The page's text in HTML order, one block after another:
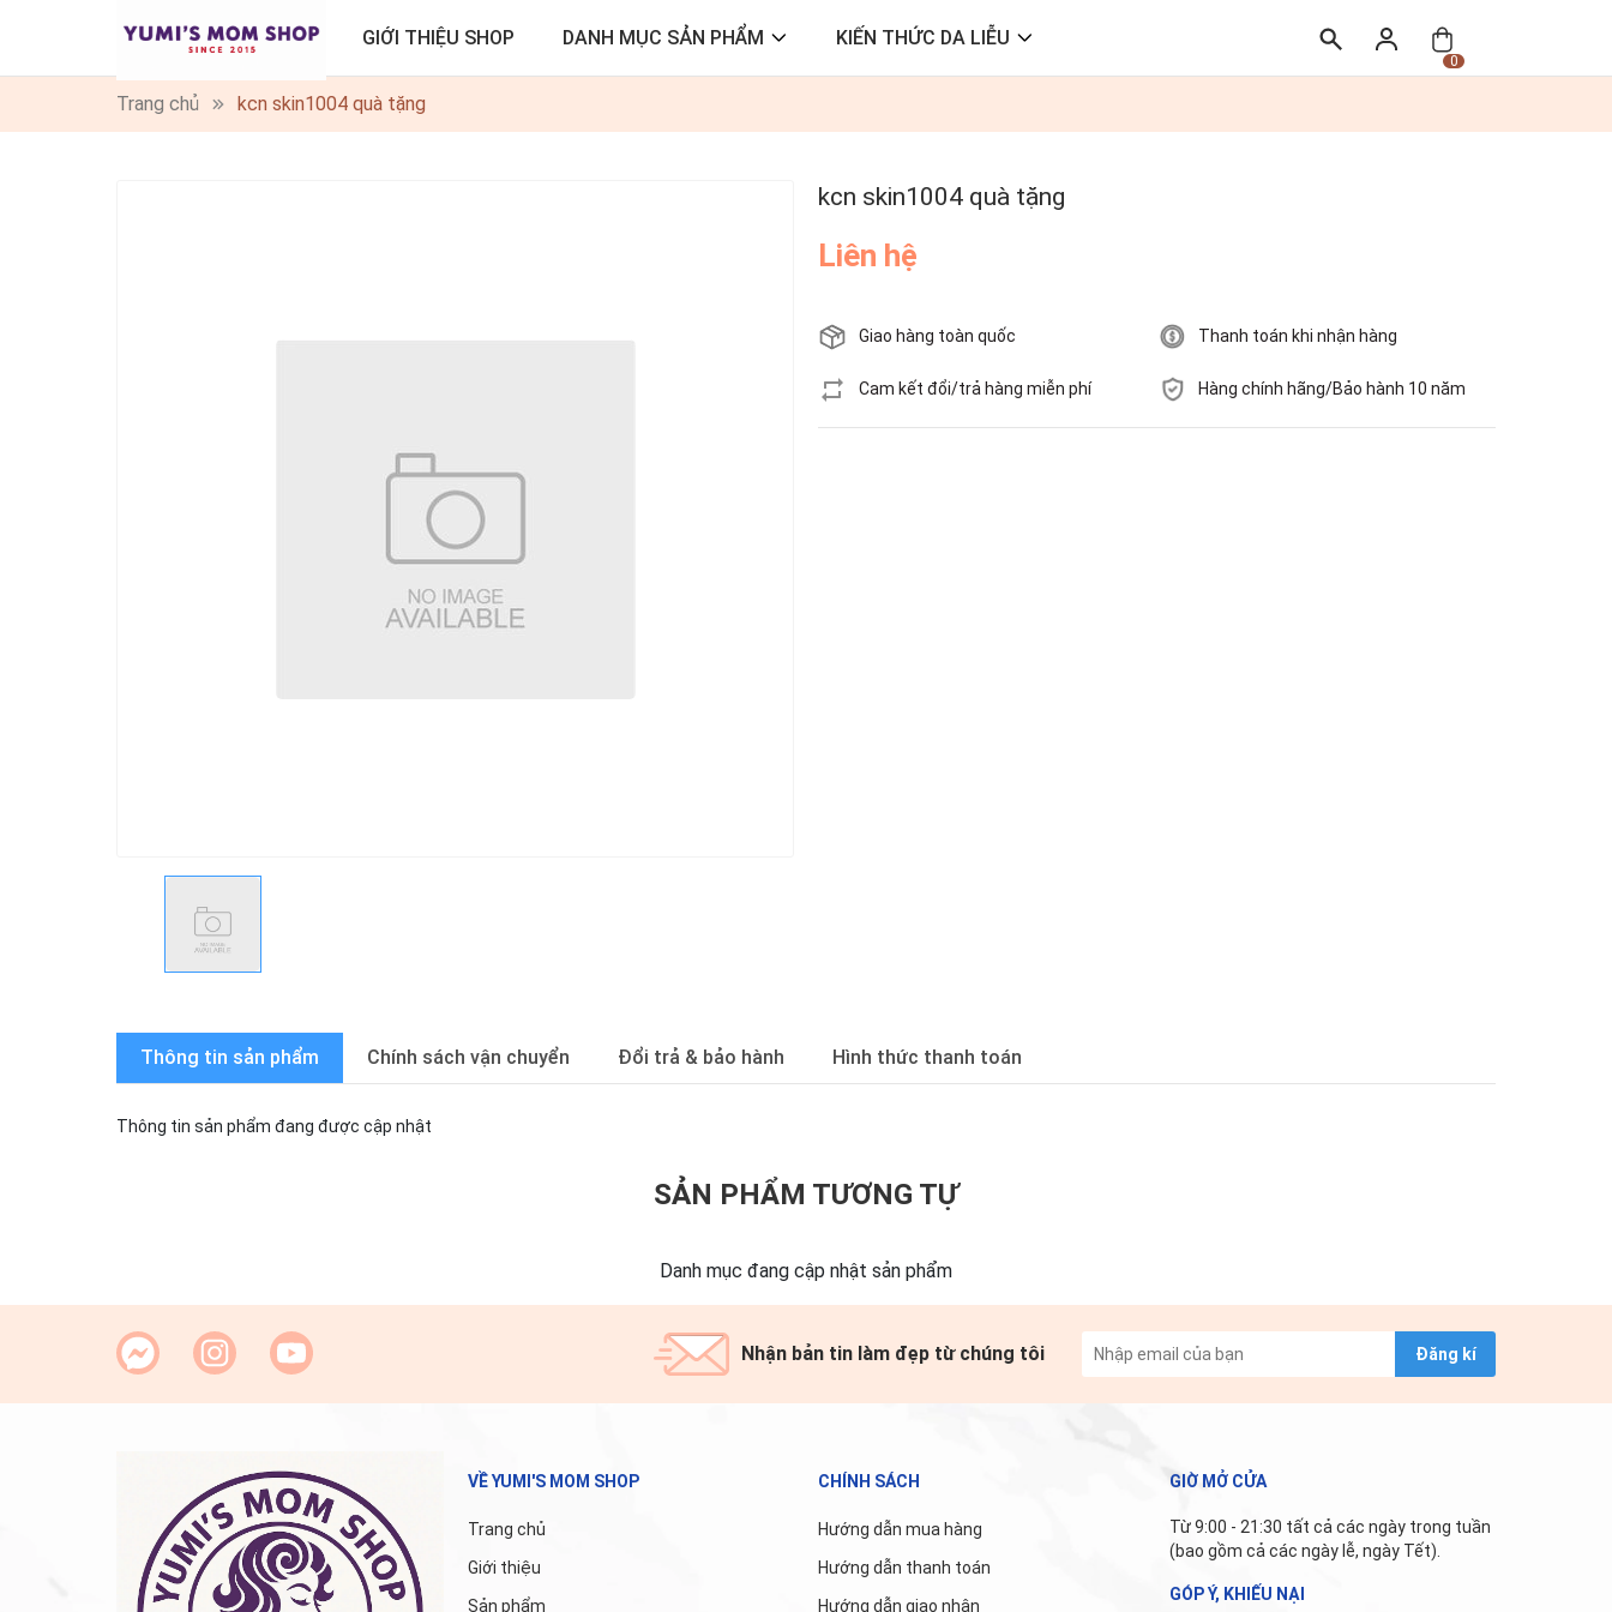
GIỚI THIỆU SHOP DANH MỤC SẢN PHẨM KIẾN THỨC DA LIỄU
0
Trang chủ kcn skin1004 quà tặng
kcn skin1004 quà tặng
Liên hệ
Giao hàng toàn quốc Thanh toán khi nhận hàng
Cam kết đổi/trả hàng miễn phí Hàng chính hãng/Bảo hành 10 năm
Thông tin sản phẩm Chính sách vận chuyển Đổi trả & bảo hành Hình thức thanh toán
Thông tin sản phẩm đang được cập nhật
SẢN PHẨM TƯƠNG TỰ
Danh mục đang cập nhật sản phẩm
Nhận bản tin làm đẹp từ chúng tôi Đăng kí
VỀ YUMI'S MOM SHOP
Trang chủ
Giới thiệu
Sản phẩm
CHÍNH SÁCH
Hướng dẫn mua hàng
Hướng dẫn thanh toán
Hướng dẫn giao nhận
GIỜ MỞ CỬA
Từ 9:00 - 21:30 tất cả các ngày trong tuần
(bao gồm cả các ngày lễ, ngày Tết).
GÓP Ý, KHIẾU NẠI